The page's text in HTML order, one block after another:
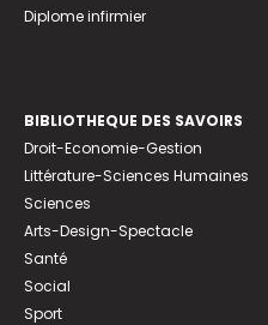
Diplome infirmier
BIBLIOTHEQUE DES SAVOIRS
Droit-Economie-Gestion
Littérature-Sciences Humaines
Sciences
Arts-Design-Spectacle
Santé
Social
Sport